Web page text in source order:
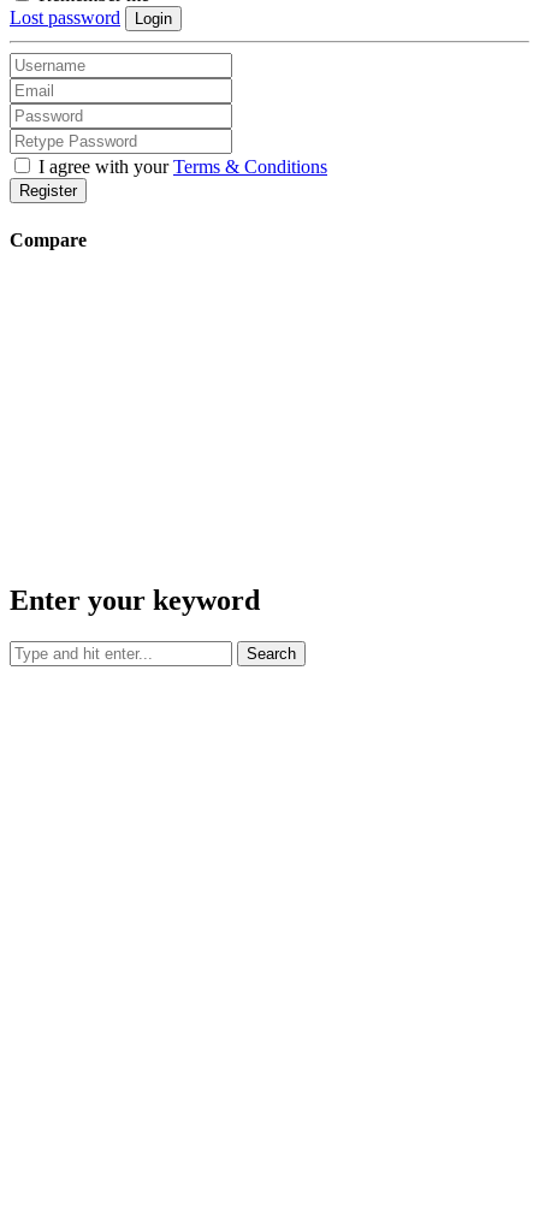
Lost password
Login
I agree with yourTerms & Conditions
Register
Compare
Enter your keyword
Search